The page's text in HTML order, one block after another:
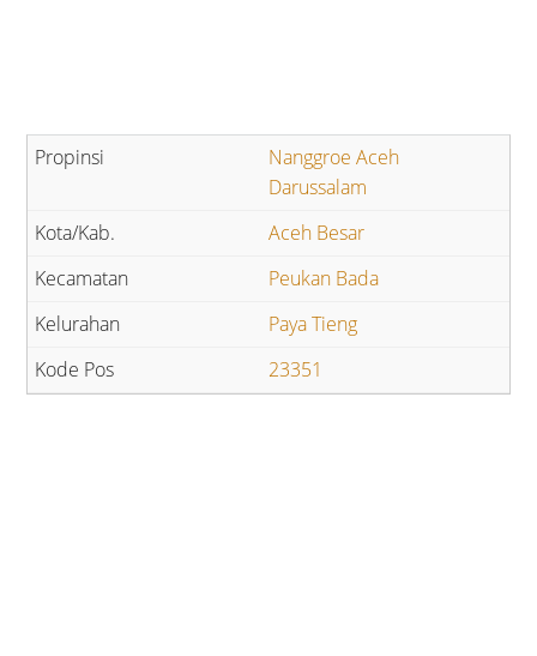
Nanggroe Aceh
Darussalam
Aceh Besar
Peukan Bada
Paya Tieng
23351